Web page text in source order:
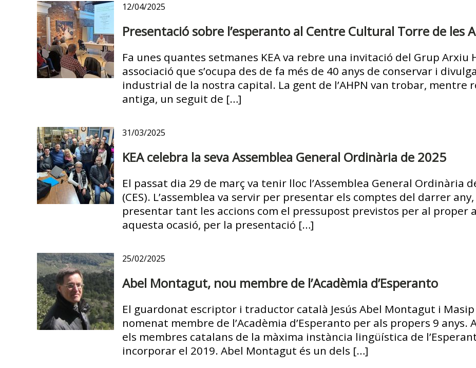
12/04/2025
Presentació sobre l’esperanto al Centre Cultural Torre de les
Fa unes quantes setmanes KEA va rebre una invitació del Grup Arxiu
associació que s’ocupa des de fa més de 40 anys de conservar i
industrial de la nostra capital. La gent de l’AHPN van trobar, mentre
antiga, un seguit de […]
31/03/2025
KEA celebra la seva Assemblea General Ordinària de 2025
El passat dia 29 de març va tenir lloc l’Assemblea General Ordinària
(CES). L’assemblea va servir per presentar els comptes del darrer
presentar tant les accions com el pressupost previstos per al proper
aquesta ocasió, per la presentació […]
25/02/2025
Abel Montagut, nou membre de l’Acadèmia d’Esperanto
El guardonat escriptor i traductor català Jesús Abel Montagut i
nomenat membre de l’Acadèmia d’Esperanto per als propers 9 anys.
els membres catalans de la màxima instància lingüística de
incorporar el 2019. Abel Montagut és un dels […]